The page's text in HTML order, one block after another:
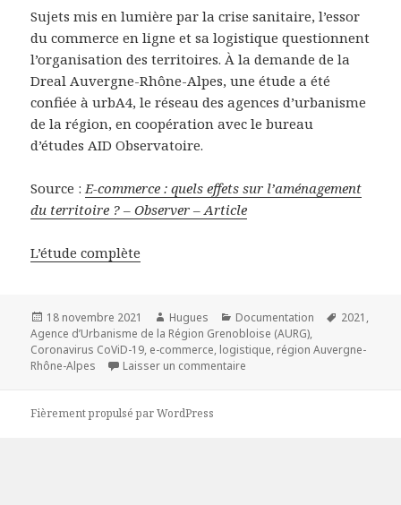
Sujets mis en lumière par la crise sanitaire, l’essor
du commerce en ligne et sa logistique questionnent
l’organisation des territoires. À la demande de la
Dreal Auvergne-Rhône-Alpes, une étude a été
confiée à urbA4, le réseau des agences d’urbanisme
de la région, en coopération avec le bureau
d’études AID Observatoire.
Source :E-commerce : quels effets sur l’aménagement
du territoire ? – Observer – Article
L’étude complète
Publié
le
18 novembre 2021 Auteur
Hugues Catégories
Documentation
Mots-
2021 ,
Agence d’Urbanisme de la Région Grenobloise (AURG),
Coronavirus CoViD-19, e-commerce, logistique, région Auvergne-
Rhône-Alpes
Laisser un commentaire
Fièrement propulsé par WordPress